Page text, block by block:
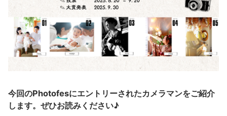
今回のPhotofesにエントリーされたカメラマンをご紹介
します。ぜひお読みください♪